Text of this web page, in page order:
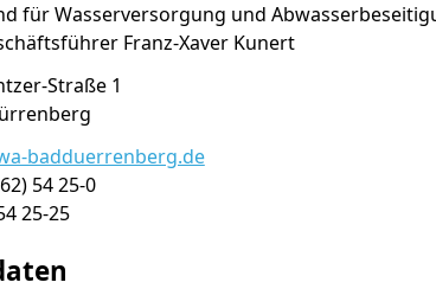
für Wasserversorgung und
Franz-Xaver Kunert
Straße 1
Bad Dürrenberg
badduerrenberg.de
54 25-0
25-25